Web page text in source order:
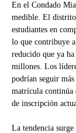
En el Condado
medible. El
estudiantes en
lo que contribuye a
reducido que ya
millones. Los
podrían seguir
matrícula continúa
de inscripción
La tendencia